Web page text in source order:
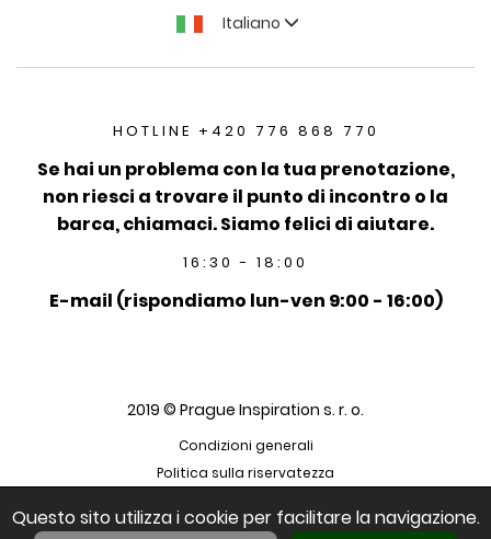
Italiano
HOTLINE +420 776 868 770
Se hai un problema con la tua prenotazione,
non riesci a trovare il punto di incontro o la
barca, chiamaci. Siamo felici di aiutare.
16:30 - 18:00
E-mail (rispondiamo lun-ven 9:00 - 16:00)
2019 © Prague Inspiration s. r. o.
Condizioni generali
Politica sulla riservatezza
Questo sito utilizza i cookie per facilitare la navigazione.